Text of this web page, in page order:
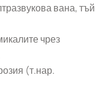
вана, тъй
чрез
(т.нар.